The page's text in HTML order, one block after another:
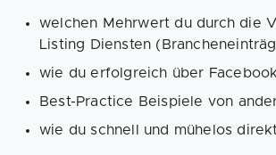
welchen Mehrwert du durch die
Listing Diensten
wie du erfolgreich über
Best-Practice Beispiele von
wie du schnell und mühelos